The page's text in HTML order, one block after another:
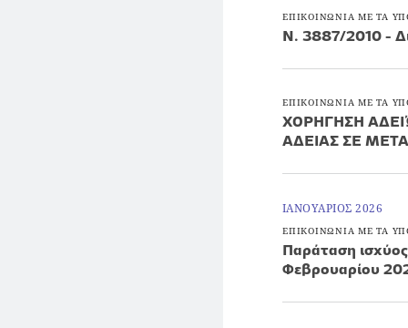
ΕΠΙΚΟΙΝΩΝΙΑ ΜΕ ΤΑ
Ν. 3887/2010 -
ΕΠΙΚΟΙΝΩΝΙΑ ΜΕ ΤΑ
ΧΟΡΗΓΗΣΗ
ΑΔΕΙΑΣ ΣΕ
ΙΑΝΟΥΑΡΙΟΣ 2026
ΕΠΙΚΟΙΝΩΝΙΑ ΜΕ ΤΑ
Παράταση
Φεβρουαρίου